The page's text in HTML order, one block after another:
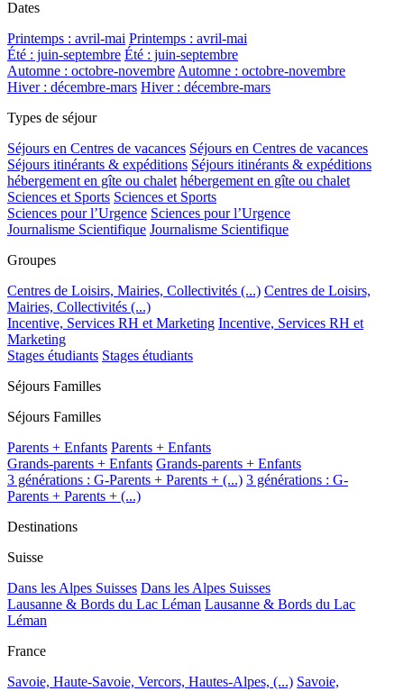
Dates
Printemps : avril-mai Printemps : avril-mai
Été : juin-septembre Été : juin-septembre
Automne : octobre-novembre Automne : octobre-novembre
Hiver : décembre-mars Hiver : décembre-mars
Types de séjour
Séjours en Centres de vacances Séjours en Centres de vacances
Séjours itinérants & expéditions Séjours itinérants & expéditions
hébergement en gîte ou chalet hébergement en gîte ou chalet
Sciences et Sports Sciences et Sports
Sciences pour l’Urgence Sciences pour l’Urgence
Journalisme Scientifique Journalisme Scientifique
Groupes
Centres de Loisirs, Mairies, Collectivités (...) Centres de Loisirs,
Mairies, Collectivités (...)
Incentive, Services RH et Marketing Incentive, Services RH et
Marketing
Stages étudiants Stages étudiants
Séjours Familles
Séjours Familles
Parents + Enfants Parents + Enfants
Grands-parents + Enfants Grands-parents + Enfants
3 générations : G-Parents + Parents + (...) 3 générations : G-
Parents + Parents + (...)
Destinations
Suisse
Dans les Alpes Suisses Dans les Alpes Suisses
Lausanne & Bords du Lac Léman Lausanne & Bords du Lac
Léman
France
Savoie, Haute-Savoie, Vercors, Hautes-Alpes, (...) Savoie,